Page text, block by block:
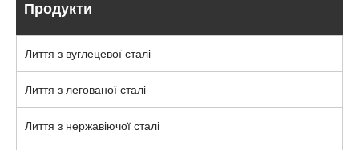
Продукти
Лиття з вуглецевої сталі
Лиття з легованої сталі
Лиття з нержавіючої сталі